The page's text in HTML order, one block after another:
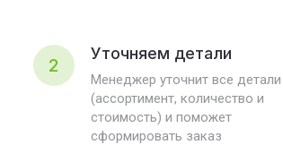
2
Уточняем детали
Менеджер уточнит все детали
(ассортимент, количество и
стоимость) и поможет
сформировать заказ